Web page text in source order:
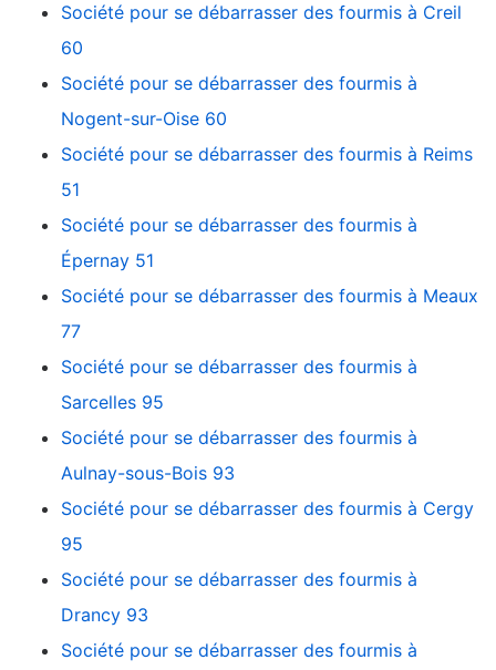
Société pour se débarrasser des fourmis à Creil
60
Société pour se débarrasser des fourmis à
Nogent-sur-Oise 60
Société pour se débarrasser des fourmis à Reims
51
Société pour se débarrasser des fourmis à
Épernay 51
Société pour se débarrasser des fourmis à Meaux
77
Société pour se débarrasser des fourmis à
Sarcelles 95
Société pour se débarrasser des fourmis à
Aulnay-sous-Bois 93
Société pour se débarrasser des fourmis à Cergy
95
Société pour se débarrasser des fourmis à
Drancy 93
Société pour se débarrasser des fourmis à